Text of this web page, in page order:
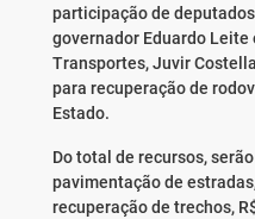
participação de
governador Eduardo
Transportes, Juvir
para recuperação de
Estado.
Do total de recursos,
pavimentação de
recuperação de trechos,